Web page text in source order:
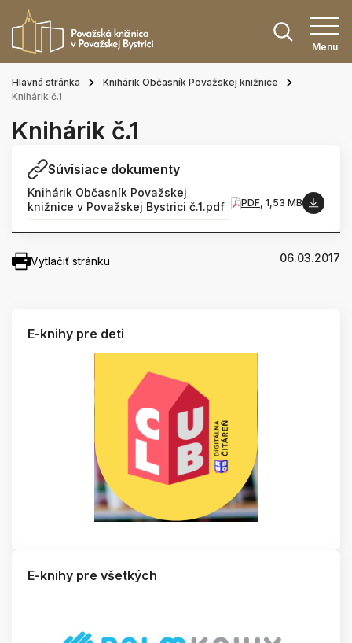
Menu
Hlavná stránka
Knihárik Občasník Považskej knižnice
Knihárik č.1
Knihárik č.1
Súvisiace dokumenty
Knihárik Občasník Považskej
knižnice v Považskej Bystrici č.1.pdf
PDF , 1,53 MB
Vytlačiť stránku 06.03.2017
E-knihy pre deti
E-knihy pre všetkých